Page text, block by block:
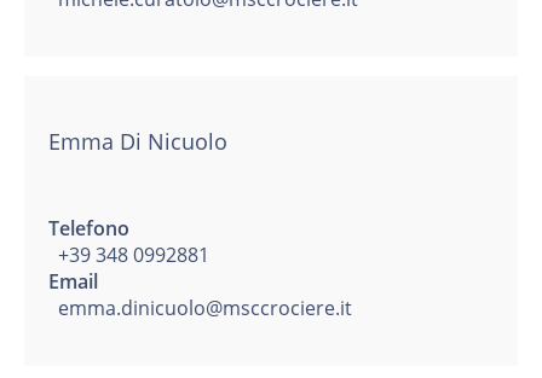
Emma Di Nicuolo
Telefono
+39 348 0992881
Email
emma.dinicuolo@msccrociere.it